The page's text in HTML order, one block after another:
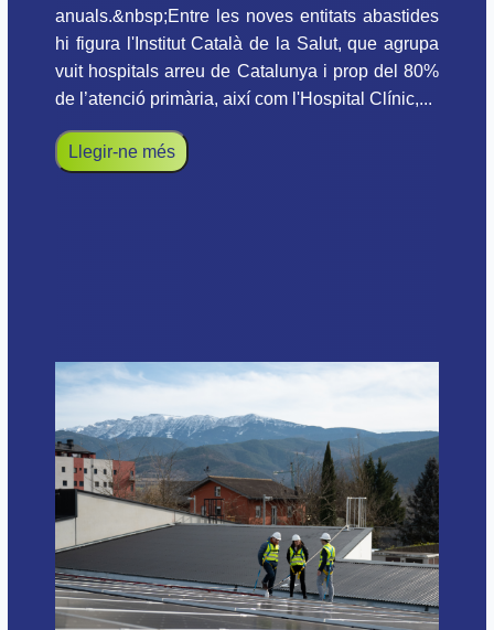
anuals.&nbsp;Entre les noves entitats abastides
hi figura l'Institut Català de la Salut, que agrupa
vuit hospitals arreu de Catalunya i prop del 80%
de l’atenció primària, així com l'Hospital Clínic,...
Llegir-ne més